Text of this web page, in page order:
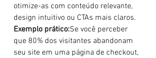
otimize-as com conteúdo relevante,
design intuitivo ou CTAs mais claros.
Exemplo prático:Se você perceber
que 80% dos visitantes abandonam
seu site em uma página de checkout,